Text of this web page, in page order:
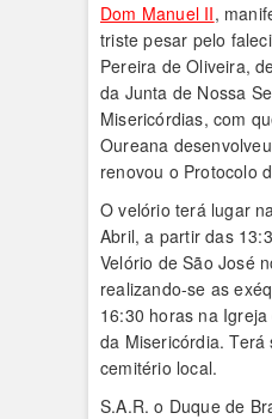
Dom Manuel II,
triste pesar pelo
Pereira de Oliveira,
da Junta de Nossa
Misericórdias, com
Oureana
renovou o Protocolo
O velório terá lugar
Abril, a partir das
Velório de São José
realizando-se as
16:30 horas na
da Misericórdia. Terá
cemitério local.
S.A.R. o Duque de